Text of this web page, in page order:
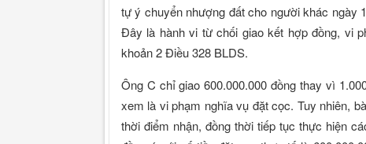
tự ý chuyển nhượng đất cho người khác ngày
Đây là hành vi từ chối giao kết hợp đồng, vi
khoản 2 Điều 328 BLDS.
Ông C chỉ giao 600.000.000 đồng thay vì
xem là vi phạm nghĩa vụ đặt cọc. Tuy nhiên,
thời điểm nhận, đồng thời tiếp tục thực hiện